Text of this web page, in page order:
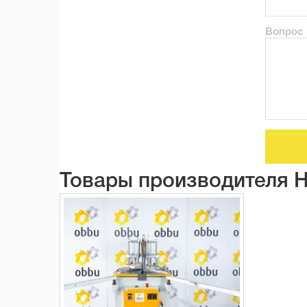
Вопрос
Товары производителя